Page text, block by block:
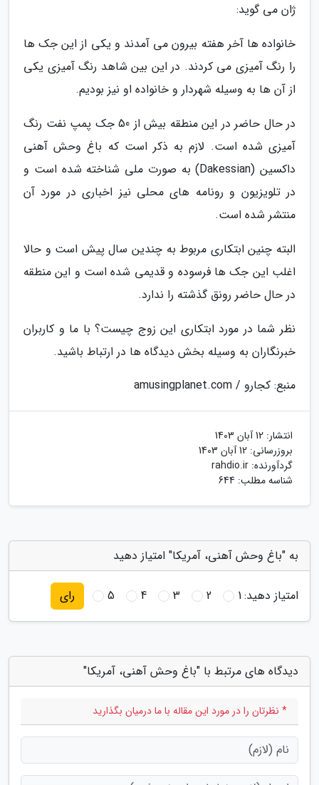
ژان می گوید:
خانواده ها آخر هفته بیرون می آمدند و یکی از این جک ها
را رنگ آمیزی می کردند. در این بین شاهد رنگ آمیزی یکی
از آن ها به وسیله شهردار و خانواده او نیز بودیم.
در حال حاضر در این منطقه بیش از 50 جک پمپ نفت رنگ
آمیزی شده است. لازم به ذکر است که باغ وحش آهنی
داکسین (Dakessian) به صورت ملی شناخته شده است و
در تلویزیون و رونامه های محلی نیز اخباری در مورد آن
منتشر شده است.
البته چنین ابتکاری مربوط به چندین سال پیش است و حالا
اغلب این جک ها فرسوده و قدیمی شده است و این منطقه
در حال حاضر رونق گذشته را ندارد.
نظر شما در مورد ابتکاری این زوج چیست؟ با ما و کاربران
خبرنگاران به وسیله بخش دیدگاه ها در ارتباط باشید.
منبع: کجارو / amusingplanet.com
انتشار: 12 آبان 1403
بروزرسانی: 12 آبان 1403
گردآورنده: rahdio.ir
شناسه مطلب: 644
به "باغ وحش آهنی، آمریکا" امتیاز دهید
امتیاز دهید:1
2
3
4
5 رای
دیدگاه های مرتبط با "باغ وحش آهنی، آمریکا"
* نظرتان را در مورد این مقاله با ما درمیان بگذارید